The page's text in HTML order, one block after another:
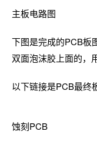
主板电路图
下图是完成的PCB板
双面泡沫胶上面的，
以下链接是PCB最终
蚀刻PCB